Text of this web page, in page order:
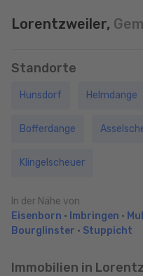
Lorentzweiler,
Standorte
Hunsdorf Helmdange
Bofferdange
Klingelscheuer
In der Nähe von
Eisenborn • Imbringen •
Bourglinster • Stuppicht
Immobilien in